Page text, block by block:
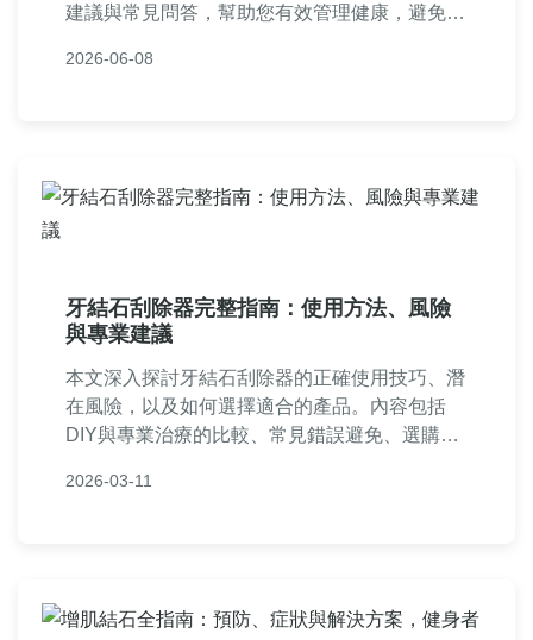
建議與常見問答，幫助您有效管理健康，避免結
心血脂問題的讀者參考。
2026-06-08
牙結石刮除器完整指南：使用方法、風險
與專業建議
本文深入探討牙結石刮除器的正確使用技巧、潛
在風險，以及如何選擇適合的產品。內容包括
DIY與專業治療的比較、常見錯誤避免、選購指
是初學者還是進階使用者，都能找到實用資訊。
2026-03-11